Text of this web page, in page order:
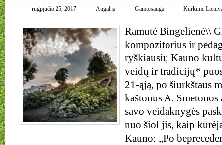
rugpjūčio 25, 2017 Augalija Gamtosauga Kurkime
Ramutė Bingelienė\\
kompozitorius ir
ryškiausių Kauno
veidų ir tradicijų*
21-ąją, po šiurkštaus
kaštonus A.
savo veidaknygės
nuo šiol jis, kaip
Kauno: „Po